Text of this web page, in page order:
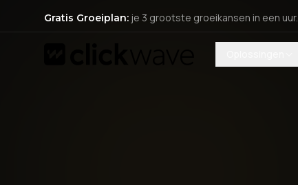
Gratis Groeiplan: je 3 grootste groeikansen in een uur.